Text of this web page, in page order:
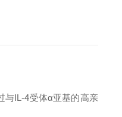
与IL-4受体α亚基的高亲